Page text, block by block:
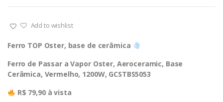
Add to wishlist
Ferro TOP Oster, base de cerâmica
Ferro de Passar a Vapor Oster, Aeroceramic, Base
Cerâmica, Vermelho, 1200W, GCSTBS5053
R$ 79,90 à vista